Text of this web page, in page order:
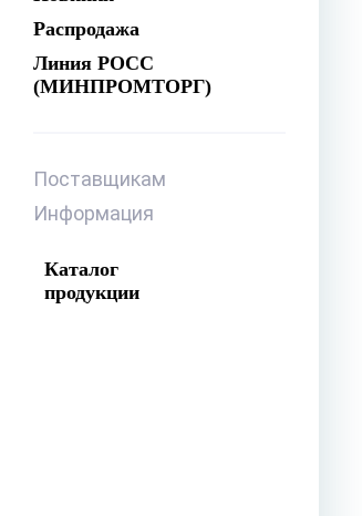
Распродажа
Линия РОСС
(МИНПРОМТОРГ)
Поставщикам
Информация
Каталог
продукции